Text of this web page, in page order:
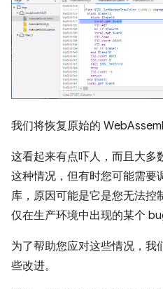
我们将恢复原始的
这看起来有点吓人，而且大多
这种情况，但有时您可能需要
库，原因可能是它是您无法控
仅在生产环境中出现的某个
为了帮助您应对这些情况，我
些改进。